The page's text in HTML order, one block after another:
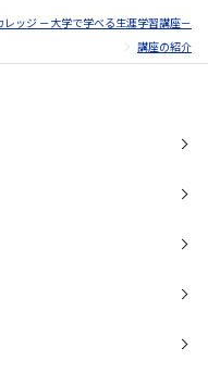
レッジ －大学で学べる生涯学習講座－
講座の紹介